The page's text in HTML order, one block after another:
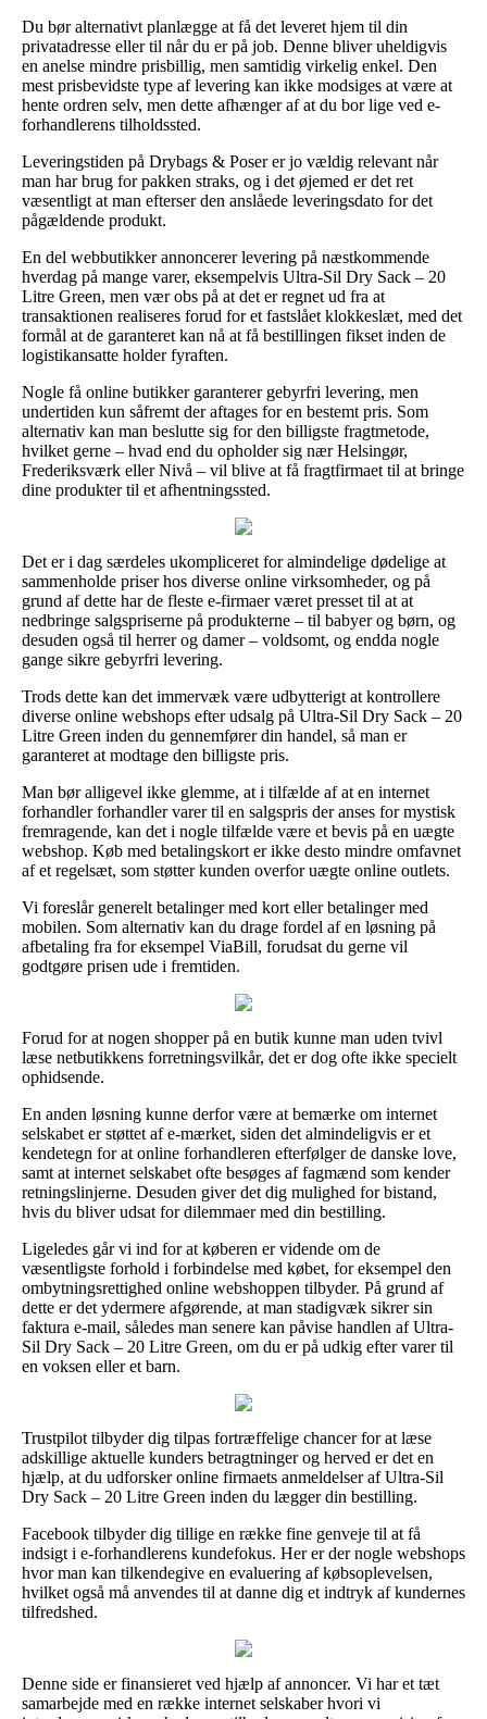
Du bør alternativt planlægge at få det leveret hjem til din
privatadresse eller til når du er på job. Denne bliver uheldigvis
en anelse mindre prisbillig, men samtidig virkelig enkel. Den
mest prisbevidste type af levering kan ikke modsiges at være at
hente ordren selv, men dette afhænger af at du bor lige ved e-
forhandlerens tilholdssted.
Leveringstiden på Drybags & Poser er jo vældig relevant når
man har brug for pakken straks, og i det øjemed er det ret
væsentligt at man efterser den anslåede leveringsdato for det
pågældende produkt.
En del webbutikker annoncerer levering på næstkommende
hverdag på mange varer, eksempelvis Ultra-Sil Dry Sack – 20
Litre Green, men vær obs på at det er regnet ud fra at
transaktionen realiseres forud for et fastslået klokkeslæt, med det
formål at de garanteret kan nå at få bestillingen fikset inden de
logistikansatte holder fyraften.
Nogle få online butikker garanterer gebyrfri levering, men
undertiden kun såfremt der aftages for en bestemt pris. Som
alternativ kan man beslutte sig for den billigste fragtmetode,
hvilket gerne – hvad end du opholder sig nær Helsingør,
Frederiksværk eller Nivå – vil blive at få fragtfirmaet til at bringe
dine produkter til et afhentningssted.
Det er i dag særdeles ukompliceret for almindelige dødelige at
sammenholde priser hos diverse online virksomheder, og på
grund af dette har de fleste e-firmaer været presset til at at
nedbringe salgspriserne på produkterne – til babyer og børn, og
desuden også til herrer og damer – voldsomt, og endda nogle
gange sikre gebyrfri levering.
Trods dette kan det immervæk være udbytterigt at kontrollere
diverse online webshops efter udsalg på Ultra-Sil Dry Sack – 20
Litre Green inden du gennemfører din handel, så man er
garanteret at modtage den billigste pris.
Man bør alligevel ikke glemme, at i tilfælde af at en internet
forhandler forhandler varer til en salgspris der anses for mystisk
fremragende, kan det i nogle tilfælde være et bevis på en uægte
webshop. Køb med betalingskort er ikke desto mindre omfavnet
af et regelsæt, som støtter kunden overfor uægte online outlets.
Vi foreslår generelt betalinger med kort eller betalinger med
mobilen. Som alternativ kan du drage fordel af en løsning på
afbetaling fra for eksempel ViaBill, forudsat du gerne vil
godtgøre prisen ude i fremtiden.
Forud for at nogen shopper på en butik kunne man uden tvivl
læse netbutikkens forretningsvilkår, det er dog ofte ikke specielt
ophidsende.
En anden løsning kunne derfor være at bemærke om internet
selskabet er støttet af e-mærket, siden det almindeligvis er et
kendetegn for at online forhandleren efterfølger de danske love,
samt at internet selskabet ofte besøges af fagmænd som kender
retningslinjerne. Desuden giver det dig mulighed for bistand,
hvis du bliver udsat for dilemmaer med din bestilling.
Ligeledes går vi ind for at køberen er vidende om de
væsentligste forhold i forbindelse med købet, for eksempel den
ombytningsrettighed online webshoppen tilbyder. På grund af
dette er det ydermere afgørende, at man stadigvæk sikrer sin
faktura e-mail, således man senere kan påvise handlen af Ultra-
Sil Dry Sack – 20 Litre Green, om du er på udkig efter varer til
en voksen eller et barn.
Trustpilot tilbyder dig tilpas fortræffelige chancer for at læse
adskillige aktuelle kunders betragtninger og herved er det en
hjælp, at du udforsker online firmaets anmeldelser af Ultra-Sil
Dry Sack – 20 Litre Green inden du lægger din bestilling.
Facebook tilbyder dig tillige en række fine genveje til at få
indsigt i e-forhandlerens kundefokus. Her er der nogle webshops
hvor man kan tilkendegive en evaluering af købsoplevelsen,
hvilket også må anvendes til at danne dig et indtryk af kundernes
tilfredshed.
Denne side er finansieret ved hjælp af annoncer. Vi har et tæt
samarbejde med en række internet selskaber hvori vi